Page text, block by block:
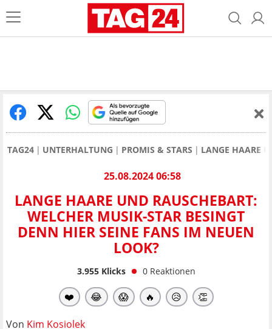
TAG24 UNTERHALTUNG PROMIS & STARS LANGE HAARE
25.08.2024 06:58
LANGE HAARE UND RAUSCHEBART:
WELCHER MUSIK-STAR BESINGT
DENN HIER SEINE FANS IM NEUEN
LOOK?
3.955Klicks 0 Reaktionen
❤️ 😂 😱 🔥 😥 👏
Von Kim Kosiolek